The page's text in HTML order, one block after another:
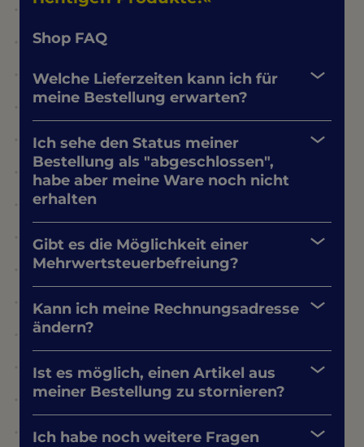
Shop FAQ
Welche Lieferzeiten kann ich für
meine Bestellung erwarten?
Ich sehe den Status meiner
Bestellung als "abgeschlossen",
habe aber meine Ware noch nicht
erhalten
Gibt es die Möglichkeit einer
Mehrwertsteuerbefreiung?
Kann ich meine Rechnungsadresse
ändern?
Ist es möglich, einen Artikel aus
meiner Bestellung zu stornieren?
Ich habe noch weitere Fragen